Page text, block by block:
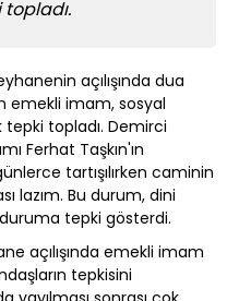
açılışında dua
emekli imam, sosyal
topladı. Demirci
Ferhat Taşkın'ın
tartışılırken caminin
lazım. Bu durum, dini
tepki gösterdi.
açılışında emekli imam
tepkisini